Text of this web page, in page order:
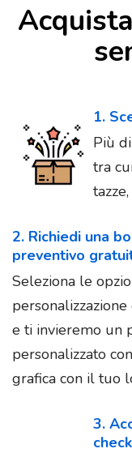
1.
Più
tra
2. Richiedi una
preventivo
Seleziona le
e ti invieremo un
personalizzato
grafica con il tuo
3.